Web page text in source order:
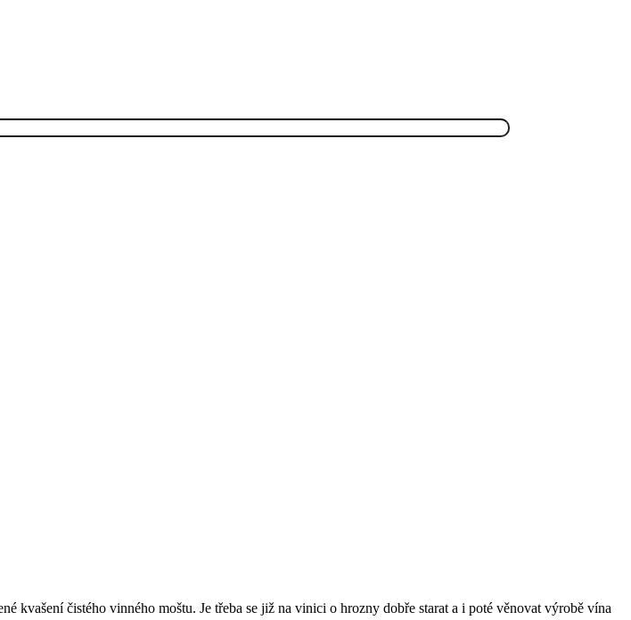
čistého vinného moštu. Je třeba se již na vinici o hrozny dobře starat a i poté věnovat výrobě vína